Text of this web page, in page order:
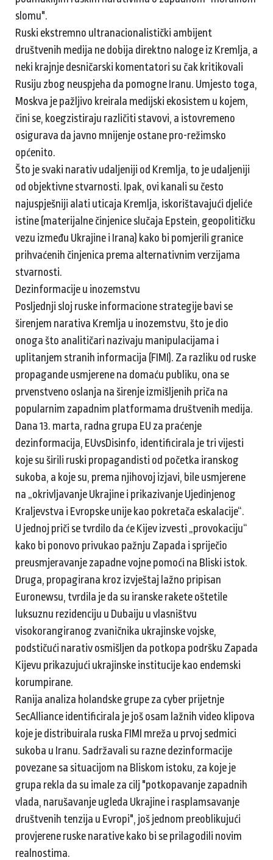
slomu".
Ruski ekstremno ultranacionalistički ambijent
društvenih medija ne dobija direktno naloge iz Kremlja, a
neki krajnje desničarski komentatori su čak kritikovali
Rusiju zbog neuspjeha da pomogne Iranu. Umjesto toga,
Moskva je pažljivo kreirala medijski ekosistem u kojem,
čini se, koegzistiraju različiti stavovi, a istovremeno
osigurava da javno mnijenje ostane pro-režimsko
općenito.
Što je svaki narativ udaljeniji od Kremlja, to je udaljeniji
od objektivne stvarnosti. Ipak, ovi kanali su često
najuspješniji alati uticaja Kremlja, iskorištavajući djeliće
istine (materijalne činjenice slučaja Epstein, geopolitičku
vezu između Ukrajine i Irana) kako bi pomjerili granice
prihvaćenih činjenica prema alternativnim verzijama
stvarnosti.
Dezinformacije u inozemstvu
Posljednji sloj ruske informacione strategije bavi se
širenjem narativa Kremlja u inozemstvu, što je dio
onoga što analitičari nazivaju manipulacijama i
uplitanjem stranih informacija (FIMI). Za razliku od ruske
propagande usmjerene na domaću publiku, ona se
prvenstveno oslanja na širenje izmišljenih priča na
popularnim zapadnim platformama društvenih medija.
Dana 13. marta, radna grupa EU za praćenje
dezinformacija, EUvsDisinfo, identificirala je tri vijesti
koje su širili ruski propagandisti od početka iranskog
sukoba, a koje su, prema njihovoj izjavi, bile usmjerene
na „okrivljavanje Ukrajine i prikazivanje Ujedinjenog
Kraljevstva i Evropske unije kao pokretača eskalacije“.
U jednoj priči se tvrdilo da će Kijev izvesti „provokaciju“
kako bi ponovo privukao pažnju Zapada i spriječio
preusmjeravanje zapadne vojne pomoći na Bliski istok.
Druga, propagirana kroz izvještaj lažno pripisan
Euronewsu, tvrdila je da su iranske rakete oštetile
luksuznu rezidenciju u Dubaiju u vlasništvu
visokorangiranog zvaničnika ukrajinske vojske,
podstičući narativ osmišljen da potkopa podršku Zapada
Kijevu prikazujući ukrajinske institucije kao endemski
korumpirane.
Ranija analiza holandske grupe za cyber prijetnje
SecAlliance identificirala je još osam lažnih video klipova
koje je distribuirala ruska FIMI mreža u prvoj sedmici
sukoba u Iranu. Sadržavali su razne dezinformacije
povezane sa situacijom na Bliskom istoku, za koje je
grupa rekla da su imale za cilj "potkopavanje zapadnih
vlada, narušavanje ugleda Ukrajine i rasplamsavanje
društvenih tenzija u Evropi", još jednom preoblikujući
provjerene ruske narative kako bi se prilagodili novim
realnostima.